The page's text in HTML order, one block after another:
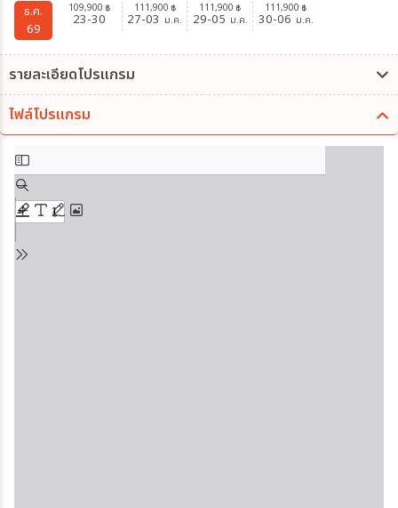
ธ.ค.
69
109,900 ฿
23-30
111,900 ฿
27-03 ม.ค.
111,900 ฿
29-05 ม.ค.
111,900 ฿
30-06 ม.ค.
รายละเอียดโปรแกรม
ไฟล์โปรแกรม